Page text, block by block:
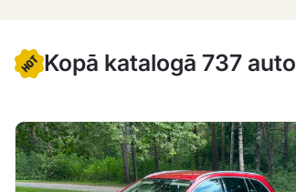
Kopā katalogā 737 auto